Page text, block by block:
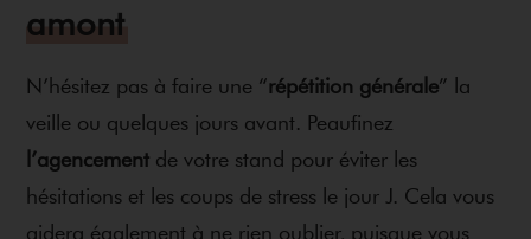
amont
N’hésitez pas à faire une “répétition générale” la
veille ou quelques jours avant. Peaufinez
l’agencement de votre stand pour éviter les
hésitations et les coups de stress le jour J. Cela vous
aidera également à ne rien oublier, puisque vous